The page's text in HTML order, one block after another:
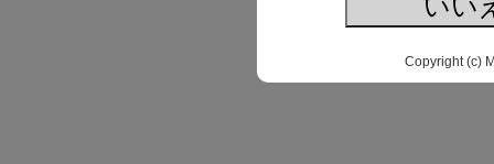
いい
Copyright (c)